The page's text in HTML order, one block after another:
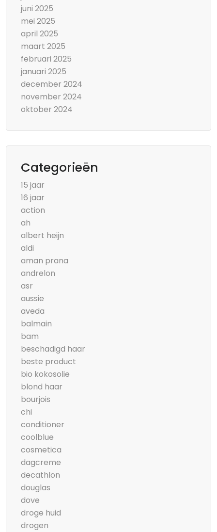
juni 2025
mei 2025
april 2025
maart 2025
februari 2025
januari 2025
december 2024
november 2024
oktober 2024
Categorieën
15 jaar
16 jaar
action
ah
albert heijn
aldi
aman prana
andrelon
asr
aussie
aveda
balmain
bam
beschadigd haar
beste product
bio kokosolie
blond haar
bourjois
chi
conditioner
coolblue
cosmetica
dagcreme
decathlon
douglas
dove
droge huid
drogen